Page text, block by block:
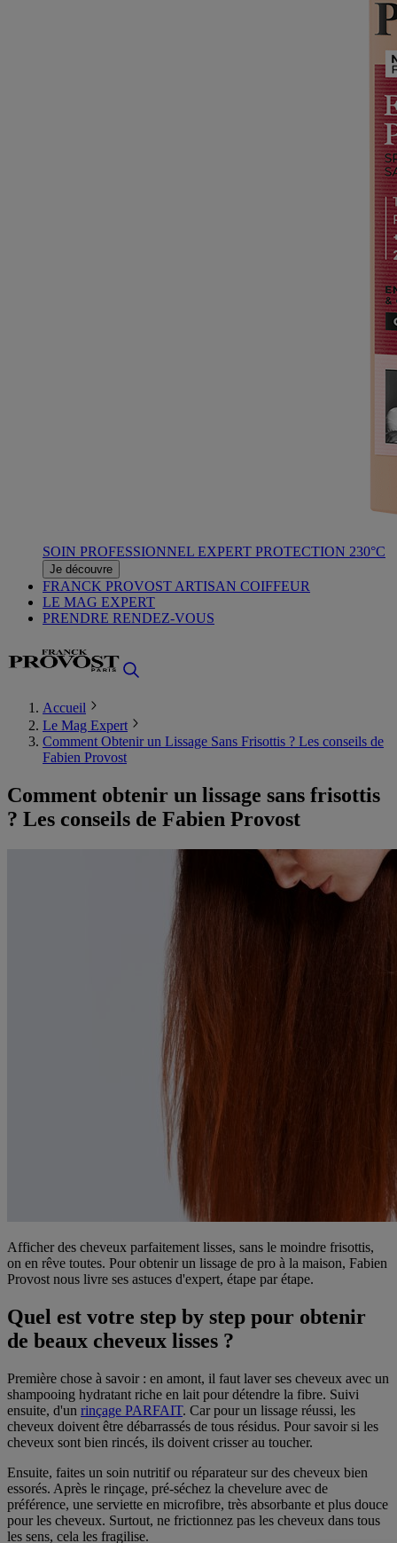
SOIN PROFESSIONNEL EXPERT PROTECTION 230°C
Je découvre
FRANCK PROVOST ARTISAN COIFFEUR
LE MAG EXPERT
PRENDRE RENDEZ-VOUS
Accueil
Le Mag Expert
Comment Obtenir un Lissage Sans Frisottis ? Les conseils de
Fabien Provost
Comment obtenir un lissage sans frisottis
? Les conseils de Fabien Provost
Afficher des cheveux parfaitement lisses, sans le moindre frisottis,
on en rêve toutes. Pour obtenir un lissage de pro à la maison, Fabien
Provost nous livre ses astuces d'expert, étape par étape.
Quel est votre step by step pour obtenir
de beaux cheveux lisses ?
Première chose à savoir : en amont, il faut laver ses cheveux avec un
shampooing hydratant riche en lait pour détendre la fibre. Suivi
ensuite, d'un rinçage PARFAIT. Car pour un lissage réussi, les
cheveux doivent être débarrassés de tous résidus. Pour savoir si les
cheveux sont bien rincés, ils doivent crisser au toucher.
Ensuite, faites un soin nutritif ou réparateur sur des cheveux bien
essorés. Après le rinçage, pré-séchez la chevelure avec de
préférence, une serviette en microfibre, très absorbante et plus douce
pour les cheveux. Surtout, ne frictionnez pas les cheveux dans tous
les sens, cela les fragilise.